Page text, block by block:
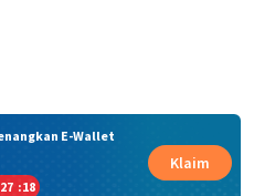
E-Wallet
27 :18
Klaim